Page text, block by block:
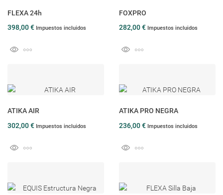
FLEXA 24h
398,00 € Impuestos incluidos
FOXPRO
282,00 € Impuestos incluidos
ATIKA AIR
302,00 € Impuestos incluidos
ATIKA PRO NEGRA
236,00 € Impuestos incluidos